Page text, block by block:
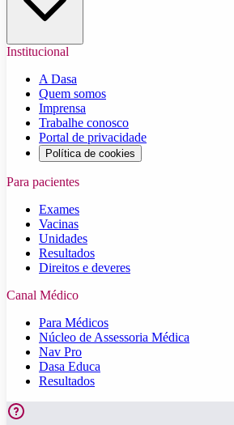
Institucional
A Dasa
Quem somos
Imprensa
Trabalhe conosco
Portal de privacidade
Política de cookies
Para pacientes
Exames
Vacinas
Unidades
Resultados
Direitos e deveres
Canal Médico
Para Médicos
Núcleo de Assessoria Médica
Nav Pro
Dasa Educa
Resultados